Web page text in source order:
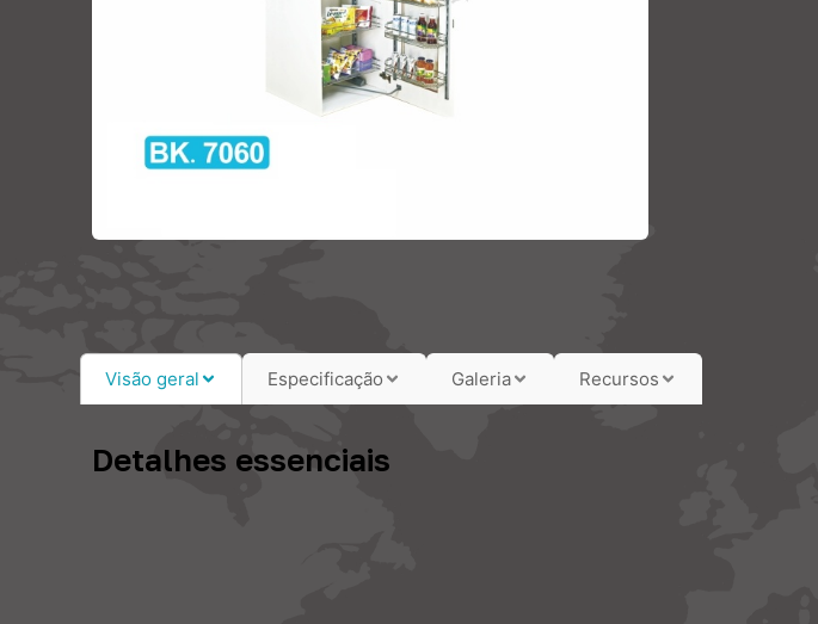
Visão geral Especificação Galeria Recursos
Detalhes essenciais